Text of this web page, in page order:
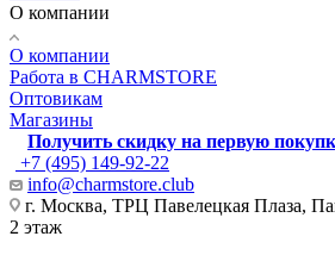
О компании
О компании
Работа в CHARMSTORE
Оптовикам
Магазины
Получить скидку на первую
+7 (495) 149-92-22
info@charmstore.club
г. Москва, ТРЦ Павелецкая Плаза,
2 этаж